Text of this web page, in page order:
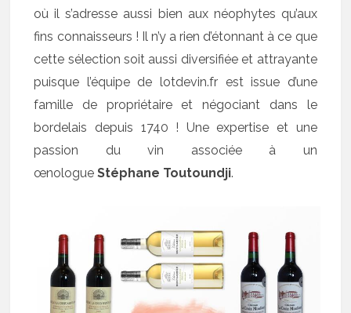
où il s’adresse aussi bien aux néophytes qu’aux
fins connaisseurs ! Il n’y a rien d’étonnant à ce que
cette sélection soit aussi diversifiée et attrayante
puisque l’équipe de lotdevin.fr est issue d’une
famille de propriétaire et négociant dans le
bordelais depuis 1740 ! Une expertise et une
passion du vin associée à un
œnologueStéphane Toutoundji.